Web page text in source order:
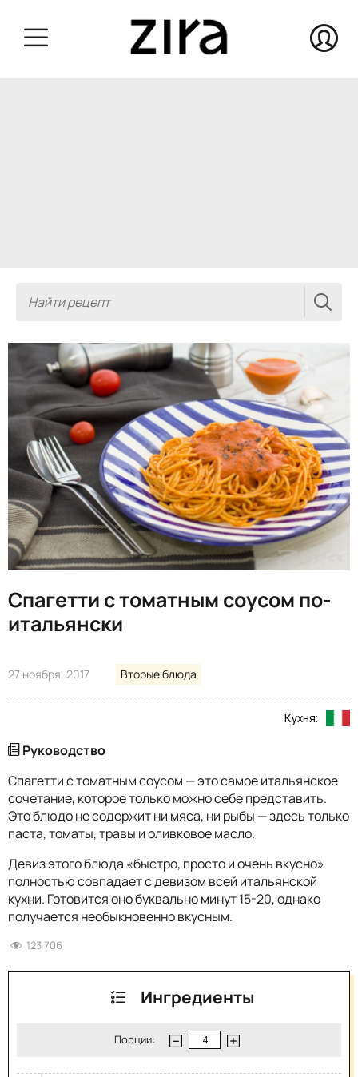
Спагетти с томатным соусом по-
итальянски
27 ноября, 2017 Вторые блюда
Кухня:
Руководство
Спагетти с томатным соусом — это самое итальянское
сочетание, которое только можно себе представить.
Это блюдо не содержит ни мяса, ни рыбы — здесь только
паста, томаты, травы и оливковое масло.
Девиз этого блюда «быстро, просто и очень вкусно»
полностью совпадает с девизом всей итальянской
кухни. Готовится оно буквально минут 15-20, однако
получается необыкновенно вкусным.
123 706
Ингредиенты
Порции: